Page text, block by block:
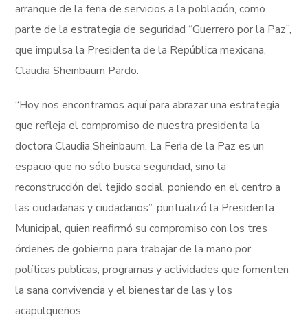
arranque de la feria de servicios a la población, como
parte de la estrategia de seguridad “Guerrero por la Paz”,
que impulsa la Presidenta de la República mexicana,
Claudia Sheinbaum Pardo.
“Hoy nos encontramos aquí para abrazar una estrategia
que refleja el compromiso de nuestra presidenta la
doctora Claudia Sheinbaum. La Feria de la Paz es un
espacio que no sólo busca seguridad, sino la
reconstrucción del tejido social, poniendo en el centro a
las ciudadanas y ciudadanos”, puntualizó la Presidenta
Municipal, quien reafirmó su compromiso con los tres
órdenes de gobierno para trabajar de la mano por
políticas publicas, programas y actividades que fomenten
la sana convivencia y el bienestar de las y los
acapulqueños.